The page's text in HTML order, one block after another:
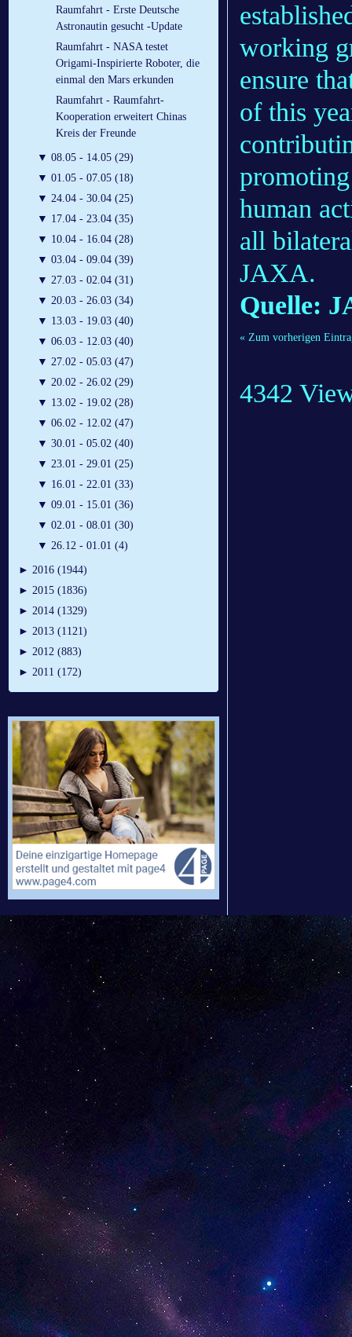
Raumfahrt - Erste Deutsche
Astronautin gesucht -Update
Raumfahrt - NASA testet
Origami-Inspirierte Roboter, die
einmal den Mars erkunden
Raumfahrt - Raumfahrt-
Kooperation erweitert Chinas
Kreis der Freunde
▼ 08.05 - 14.05 (29)
▼ 01.05 - 07.05 (18)
▼ 24.04 - 30.04 (25)
▼ 17.04 - 23.04 (35)
▼ 10.04 - 16.04 (28)
▼ 03.04 - 09.04 (39)
▼ 27.03 - 02.04 (31)
▼ 20.03 - 26.03 (34)
▼ 13.03 - 19.03 (40)
▼ 06.03 - 12.03 (40)
▼ 27.02 - 05.03 (47)
▼ 20.02 - 26.02 (29)
▼ 13.02 - 19.02 (28)
▼ 06.02 - 12.02 (47)
▼ 30.01 - 05.02 (40)
▼ 23.01 - 29.01 (25)
▼ 16.01 - 22.01 (33)
▼ 09.01 - 15.01 (36)
▼ 02.01 - 08.01 (30)
▼ 26.12 - 01.01 (4)
► 2016 (1944)
► 2015 (1836)
► 2014 (1329)
► 2013 (1121)
► 2012 (883)
► 2011 (172)
working
ensure
of this
human
all
JAXA.
Quelle:
« Zum vorherigen
4342